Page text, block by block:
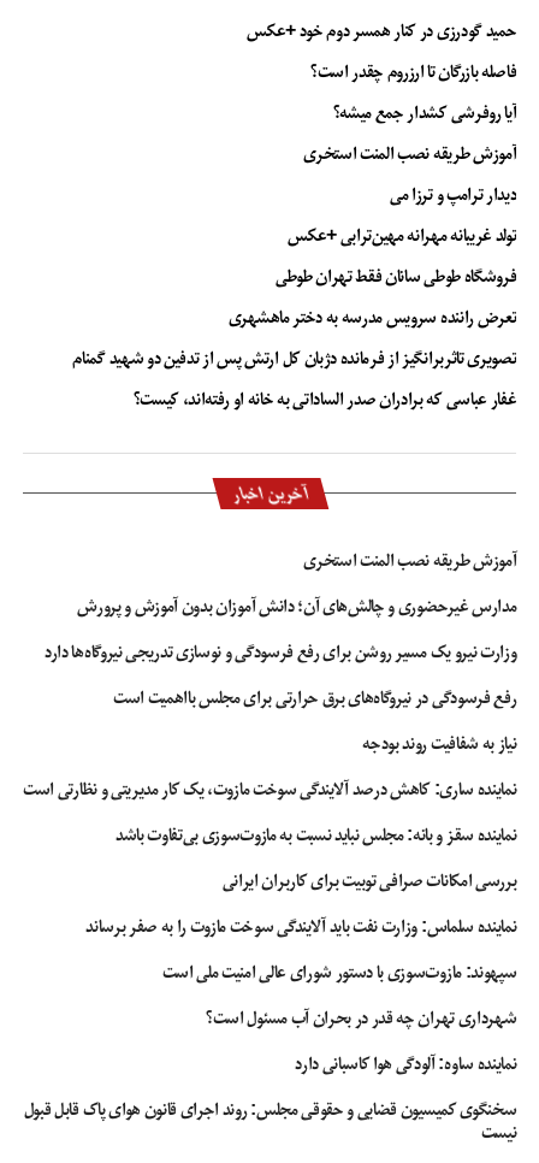
حمید گودرزی در کنار همسر دوم خود +عکس
فاصله بازرگان تا ارزروم چقدر است؟
آیا روفرشی کشدار جمع میشه؟
آموزش طریقه نصب المنت استخری
دیدار ترامپ و ترزا می
تولد غریبانه مهرانه مهین‌ترابی +عکس
فروشگاه طوطی سانان فقط تهران طوطی
تعرض راننده سرویس مدرسه به دختر ماهشهری
تصویری تاثربرانگیز از فرمانده دژبان کل ارتش پس از تدفین دو شهید گمنام
غفار عباسی که برادران صدر الساداتی به خانه او رفته‌اند، کیست؟
آخرین اخبار
آموزش طریقه نصب المنت استخری
مدارس غیرحضوری و چالش‌های آن؛ دانش آموزان بدون آموزش و پرورش
وزارت نیرو یک مسیر روشن برای رفع فرسودگی و نوسازی تدریجی نیروگاه‌ها دارد
رفع فرسودگی در نیروگاه‌های برق حرارتی برای مجلس بااهمیت است
نیاز به شفافیت روند بودجه
نماینده ساری: کاهش درصد آلایندگی سوخت مازوت، یک کار مدیریتی و نظارتی است
نماینده سقز و بانه: مجلس نباید نسبت به مازوت‌سوزی بی‌تفاوت باشد
بررسی امکانات صرافی توبیت برای کاربران ایرانی
نماینده سلماس: وزارت نفت باید آلایندگی سوخت مازوت را به صفر برساند
سپهوند:‌ مازوت‌سوزی با دستور شورای عالی امنیت ملی است
شهرداری تهران چه قدر در بحران آب مسئول است؟
نماینده ساوه: آلودگی هوا کاسبانی دارد
سخنگوی کمیسیون قضایی و حقوقی مجلس: روند اجرای قانون هوای پاک قابل قبول
نیست